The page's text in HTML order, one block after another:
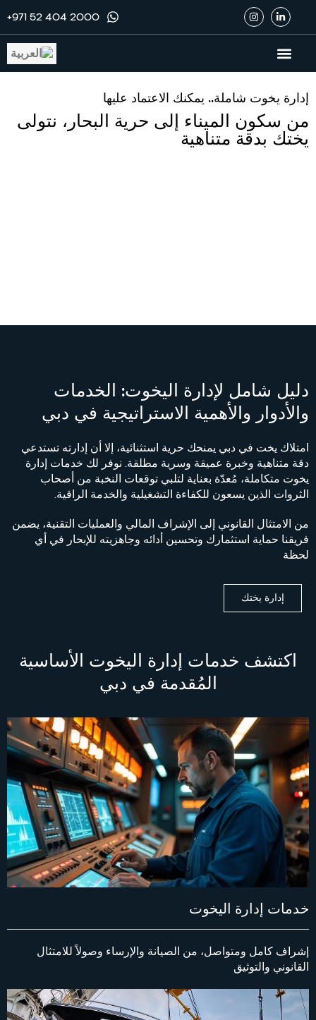
+971 52 404 2000
إدارة يخوت شاملة.. يمكنك الاعتماد عليها
من سكون الميناء إلى حرية البحار، نتولى
يختك بدقة متناهية
دليل شامل لإدارة اليخوت: الخدمات
والأدوار والأهمية الاستراتيجية في دبي
امتلاك يخت في دبي يمنحك حرية استثنائية، إلا أن إدارته تستدعي
دقة متناهية وخبرة عميقة وسرية مطلقة. نوفر لك خدمات إدارة
يخوت متكاملة، مُعدّة بعناية لتلبي توقعات النخبة من أصحاب
الثروات الذين يسعون للكفاءة التشغيلية والخدمة الراقية.
من الامتثال القانوني إلى الإشراف المالي والعمليات التقنية، يضمن
فريقنا حماية استثمارك وتحسين أدائه وجاهزيته للإبحار في أي
لحظة
إدارة يختك
اكتشف خدمات إدارة اليخوت الأساسية
المُقدمة في دبي
خدمات إدارة اليخوت
إشراف كامل ومتواصل، من الصيانة والإرساء وصولاً للامتثال
القانوني والتوثيق